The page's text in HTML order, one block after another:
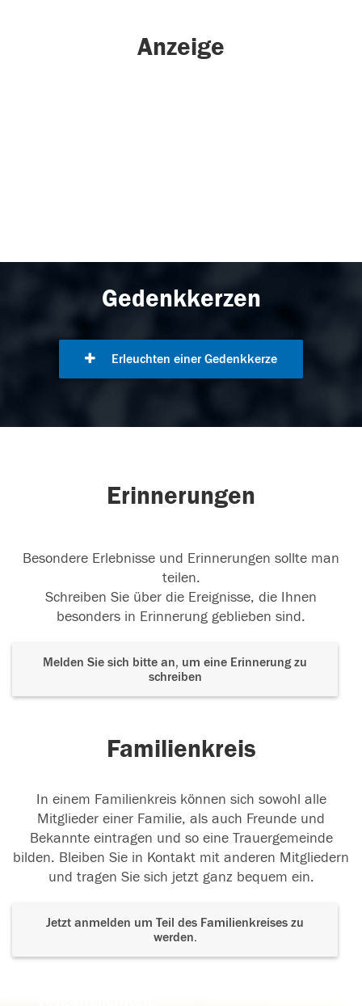
Anzeige
Gedenkkerzen
Erleuchten einer Gedenkkerze
Erinnerungen
Besondere Erlebnisse und Erinnerungen sollte man
teilen.
Schreiben Sie über die Ereignisse, die Ihnen
besonders in Erinnerung geblieben sind.
Melden Sie sich bitte an, um eine Erinnerung zu
schreiben
Familienkreis
In einem Familienkreis können sich sowohl alle
Mitglieder einer Familie, als auch Freunde und
Bekannte eintragen und so eine Trauergemeinde
bilden. Bleiben Sie in Kontakt mit anderen Mitgliedern
und tragen Sie sich jetzt ganz bequem ein.
Jetzt anmelden um Teil des Familienkreises zu
werden.